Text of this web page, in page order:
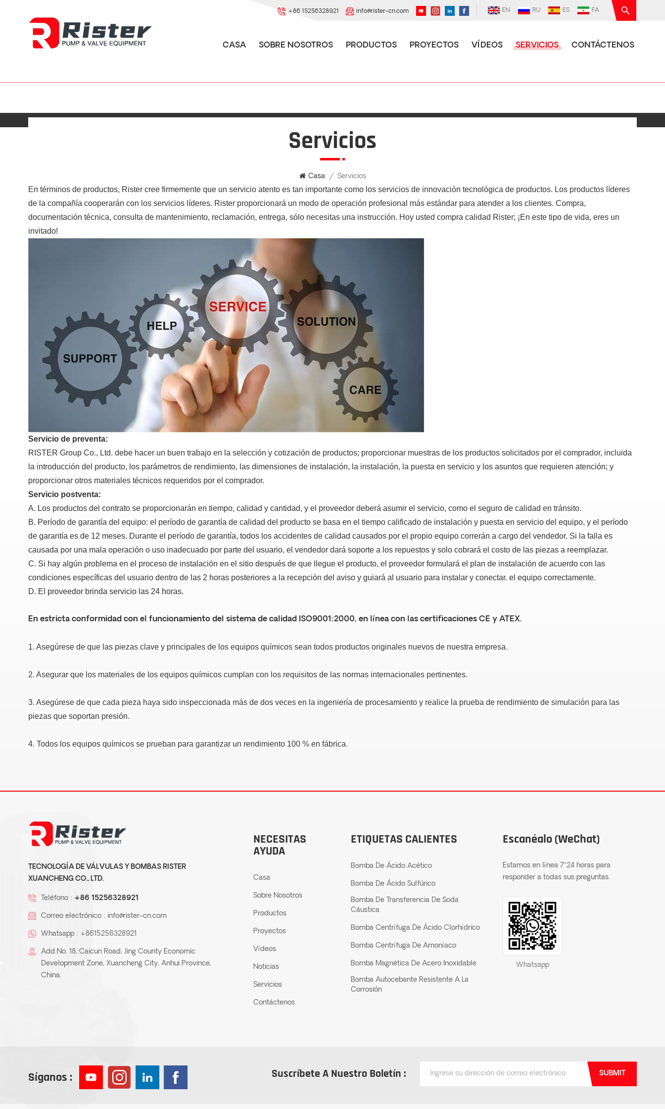
EN RU ES FA
+86 15256328921 info@rister-cn.com
CASA SOBRE NOSOTROS PRODUCTOS PROYECTOS VÍDEOS SERVICIOS CONTÁCTENOS
Servicios
Casa / Servicios
En términos de productos, Rister cree firmemente que un servicio atento es tan importante como los servicios de innovación tecnológica de productos. Los productos líderes
de la compañía cooperarán con los servicios líderes. Rister proporcionará un modo de operación profesional más estándar para atender a los clientes. Compra,
documentación técnica, consulta de mantenimiento, reclamación, entrega, sólo necesitas una instrucción. Hoy usted compra calidad Rister; ¡En este tipo de vida, eres un
invitado!
Servicio de preventa:
RISTER Group Co., Ltd. debe hacer un buen trabajo en la selección y cotización de productos; proporcionar muestras de los productos solicitados por el comprador, incluida
la introducción del producto, los parámetros de rendimiento, las dimensiones de instalación, la instalación, la puesta en servicio y los asuntos que requieren atención; y
proporcionar otros materiales técnicos requeridos por el comprador.
Servicio postventa:
A. Los productos del contrato se proporcionarán en tiempo, calidad y cantidad, y el proveedor deberá asumir el servicio, como el seguro de calidad en tránsito.
B. Período de garantía del equipo: el período de garantía de calidad del producto se basa en el tiempo calificado de instalación y puesta en servicio del equipo, y el período
de garantía es de 12 meses. Durante el período de garantía, todos los accidentes de calidad causados por el propio equipo correrán a cargo del vendedor. Si la falla es
causada por una mala operación o uso inadecuado por parte del usuario, el vendedor dará soporte a los repuestos y solo cobrará el costo de las piezas a reemplazar.
C. Si hay algún problema en el proceso de instalación en el sitio después de que llegue el producto, el proveedor formulará el plan de instalación de acuerdo con las
condiciones específicas del usuario dentro de las 2 horas posteriores a la recepción del aviso y guiará al usuario para instalar y conectar. el equipo correctamente.
D. El proveedor brinda servicio las 24 horas.
En estricta conformidad con el funcionamiento del sistema de calidad ISO9001:2000, en línea con las certificaciones CE y ATEX.
1. Asegúrese de que las piezas clave y principales de los equipos químicos sean todos productos originales nuevos de nuestra empresa.
2. Asegurar que los materiales de los equipos químicos cumplan con los requisitos de las normas internacionales pertinentes.
3. Asegúrese de que cada pieza haya sido inspeccionada más de dos veces en la ingeniería de procesamiento y realice la prueba de rendimiento de simulación para las
piezas que soportan presión.
4. Todos los equipos químicos se prueban para garantizar un rendimiento 100 % en fábrica.
TECNOLOGÍA DE VÁLVULAS Y BOMBAS RISTER
XUANCHENG CO., LTD.
Teléfono : +86 15256328921
Correo electrónico : info@rister-cn.com
Whatsapp : +8615256328921
Add:No. 18, Caicun Road, Jing County Economic
Development Zone, Xuancheng City, Anhui Province,
China.
NECESITAS
AYUDA
Casa
Sobre Nosotros
Productos
Proyectos
Vídeos
Noticias
Servicios
Contáctenos
ETIQUETAS CALIENTES
Bomba De Ácido Acético
Bomba De Ácido Sulfúrico
Bomba De Transferencia De Soda
Cáustica
Bomba Centrífuga De Ácido Clorhídrico
Bomba Centrífuga De Amoníaco
Bomba Magnética De Acero Inoxidable
Bomba Autocebante Resistente A La
Corrosión
Escanéalo (WeChat)
Estamos en línea 7*24 horas para
responder a todas sus preguntas.
Whatsapp
Síganos : Suscríbete A Nuestro Boletín : SUBMIT